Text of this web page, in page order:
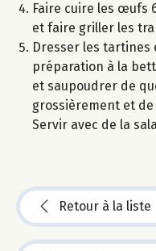
Faire cuire les œufs
et faire griller les
Dresser les tartines
préparation à la
et saupoudrer de
grossièrement et
Servir avec de la
Retour à la liste